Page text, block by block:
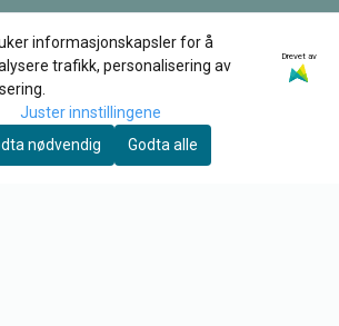
informasjonskapsler for å
trafikk, personalisering av
Drevet av
Juster innstillingene
nødvendig
Godta alle